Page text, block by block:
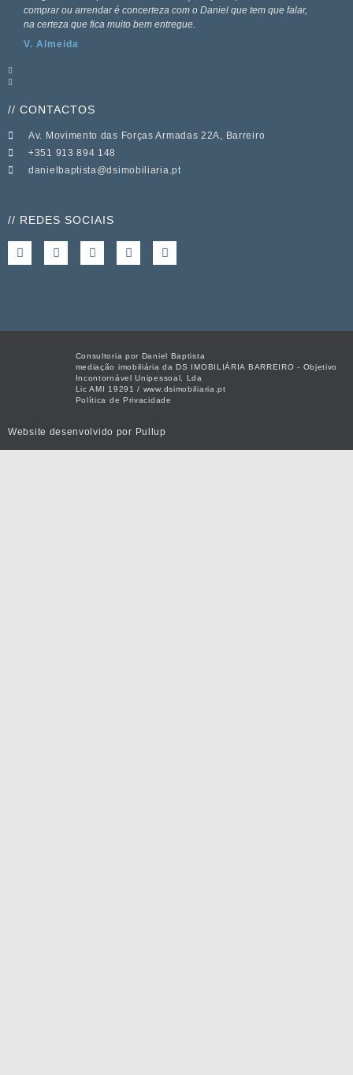
comprar ou arrendar é concerteza com o Daniel que tem que falar,
na certeza que fica muito bem entregue.
V. Almeida
// CONTACTOS
Av. Movimento das Forças Armadas 22A, Barreiro
+351 913 894 148
danielbaptista@dsimobiliaria.pt
// REDES SOCIAIS
Consultoria por Daniel Baptista
mediação imobiliária da DS IMOBILIÁRIA BARREIRO - Objetivo
Incontornável Unipessoal, Lda
Lic AMI 19291 / www.dsimobiliaria.pt
Política de Privacidade
Website desenvolvido por Pullup